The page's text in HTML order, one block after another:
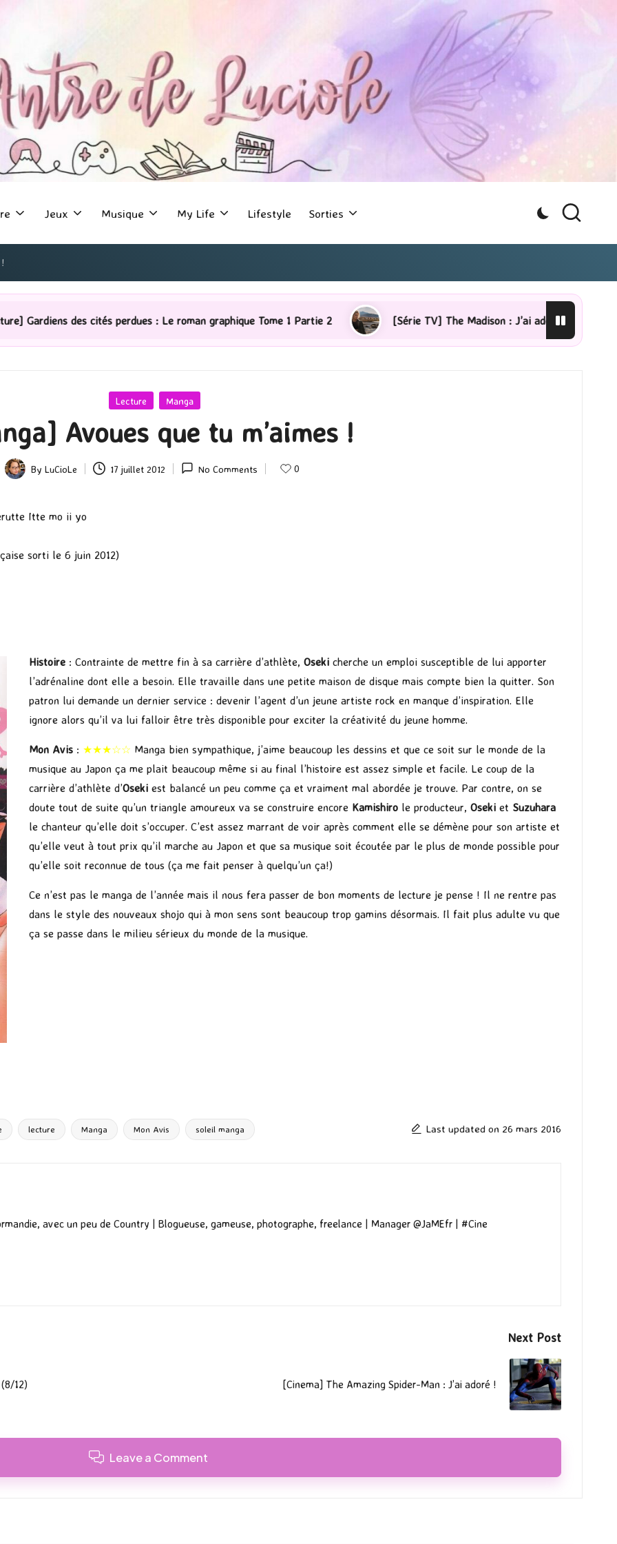
Jeux Musique My Life Lifestyle Sorties
perdues : Le roman graphique Tome 1 Partie 2 [Série TV] The Madison : J’ai adoré ! [Lecture] La
Posted
Lecture Manga
Avoues que tu m’aimes !
Posted
By LuCioLe 17 juillet 2012 No Comments 0
Itte mo ii yo
sorti le 6 juin 2012)
Histoire : Contrainte de mettre fin à sa carrière d’athlète, Oseki cherche un emploi susceptible de lui apporter
l’adrénaline dont elle a besoin. Elle travaille dans une petite maison de disque mais compte bien la quitter. Son
patron lui demande un dernier service : devenir l’agent d’un jeune artiste rock en manque d’inspiration. Elle
ignore alors qu’il va lui falloir être très disponible pour exciter la créativité du jeune homme.
Mon Avis : ★★★☆☆ Manga bien sympathique, j’aime beaucoup les dessins et que ce soit sur le monde de la
musique au Japon ça me plait beaucoup même si au final l’histoire est assez simple et facile. Le coup de la
carrière d’athlète d’Oseki est balancé un peu comme ça et vraiment mal abordée je trouve. Par contre, on se
doute tout de suite qu’un triangle amoureux va se construire encore Kamishiro le producteur, Oseki et Suzuhara
le chanteur qu’elle doit s’occuper. C’est assez marrant de voir après comment elle se démène pour son artiste et
qu’elle veut à tout prix qu’il marche au Japon et que sa musique soit écoutée par le plus de monde possible pour
qu’elle soit reconnue de tous (ça me fait penser à quelqu’un ça!)
Ce n’est pas le manga de l’année mais il nous fera passer de bon moments de lecture je pense ! Il ne rentre pas
dans le style des nouveaux shojo qui à mon sens sont beaucoup trop gamins désormais. Il fait plus adulte vu que
ça se passe dans le milieu sérieux du monde de la musique.
lecture Manga Mon Avis soleil manga Last updated on 26 mars 2016
avec un peu de Country | Blogueuse, gameuse, photographe, freelance | Manager @JaMEfr | #Cine
12)
Next Post
[Cinema] The Amazing Spider-Man : J’ai adoré !
Leave a Comment